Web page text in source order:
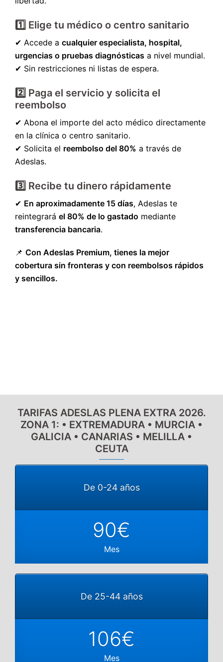
1️⃣ Elige tu médico o centro sanitario
✔ Accede a cualquier especialista, hospital,
urgencias o pruebas diagnósticas a nivel mundial.
✔ Sin restricciones ni listas de espera.
2️⃣ Paga el servicio y solicita el
reembolso
✔ Abona el importe del acto médico directamente
en la clínica o centro sanitario.
✔ Solicita el reembolso del 80% a través de
Adeslas.
3️⃣ Recibe tu dinero rápidamente
✔ En aproximadamente 15 días, Adeslas te
reintegrará el 80% de lo gastado mediante
transferencia bancaria.
📌 Con Adeslas Premium, tienes la mejor
cobertura sin fronteras y con reembolsos rápidos
y sencillos.
TARIFAS ADESLAS PLENA EXTRA 2026.
ZONA 1: • EXTREMADURA • MURCIA •
GALICIA • CANARIAS • MELILLA •
CEUTA
De 0-24 años
90€
Mes
De 25-44 años
106€
Mes